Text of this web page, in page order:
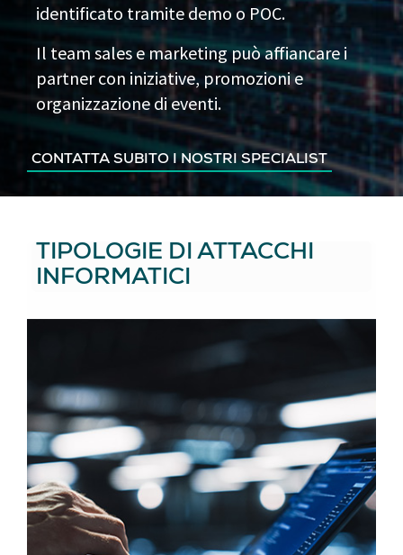
identificato tramite demo o POC.
Il team sales e marketing può affiancare i
partner con iniziative, promozioni e
organizzazione di eventi.
CONTATTA SUBITO I NOSTRI SPECIALIST
TIPOLOGIE DI ATTACCHI
INFORMATICI